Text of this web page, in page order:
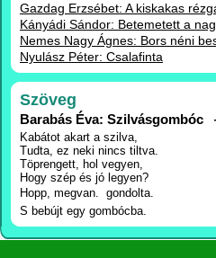
Gazdag Erzsébet: A kiskakas
Kányádi Sándor: Betemetett a
Nemes Nagy Ágnes: Bors néni
Nyulász Péter: Csalafinta
Szöveg
Barabás Éva:
Kabátot akart a szilva,
Tudta, ez neki nincs tiltva.
Töprengett, hol vegyen,
Hogy szép és jó legyen?
Hopp, megvan.  gondolta.
S bebújt egy gombócba.